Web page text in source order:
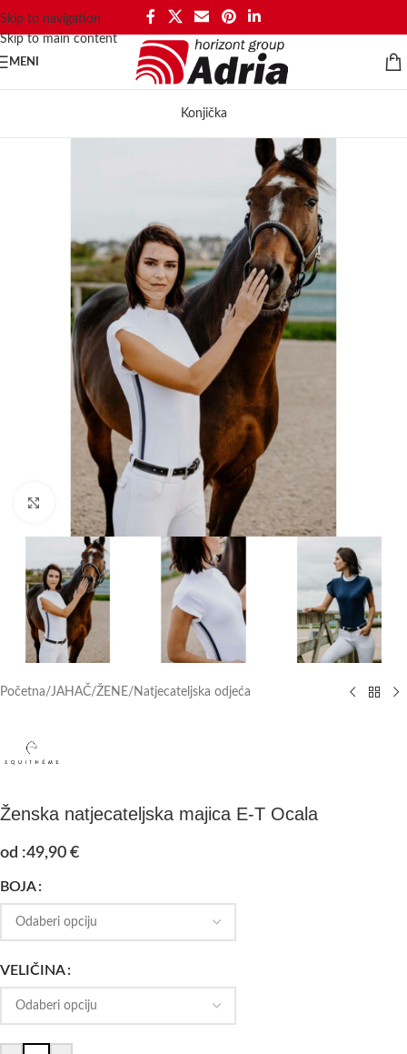
Skip to navigation
Skip to main content
MENI
Konjička
Click to enlarge
Početna/JAHAČ/ŽENE/ Natjecateljska odjeća
Ženska natjecateljska majica E-T Ocala
od :49,90 €
BOJA
VELIČINA